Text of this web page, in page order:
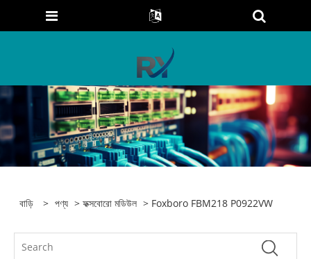
বাড়ি > পণ্য >ফক্সবোরো মডিউল > Foxboro FBM218 P0922VW